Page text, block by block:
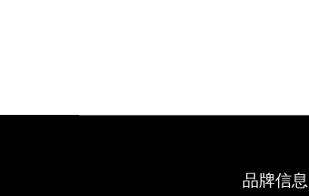
品牌信息